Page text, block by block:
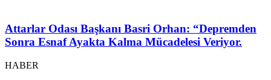
Attarlar Odası Başkanı Basri Orhan: “Depremden
Sonra Esnaf Ayakta Kalma Mücadelesi Veriyor.
HABER